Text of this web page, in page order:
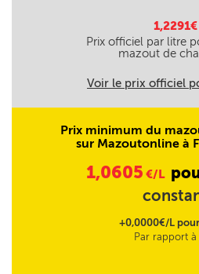
1,2291€
Prix officiel par litre
mazout de
Voir le prix officiel
Prix minimum du
sur Mazoutonline à
1,0605 €/L
+0,0000€/L
Par rapport